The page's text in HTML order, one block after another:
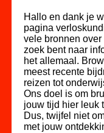
Hallo en dank je
pagina
vele bronnen
zoek bent naar
het allemaal.
meest recente
reizen tot
Ons doel is om
jouw tijd hier leuk
Dus, twijfel niet
met jouw